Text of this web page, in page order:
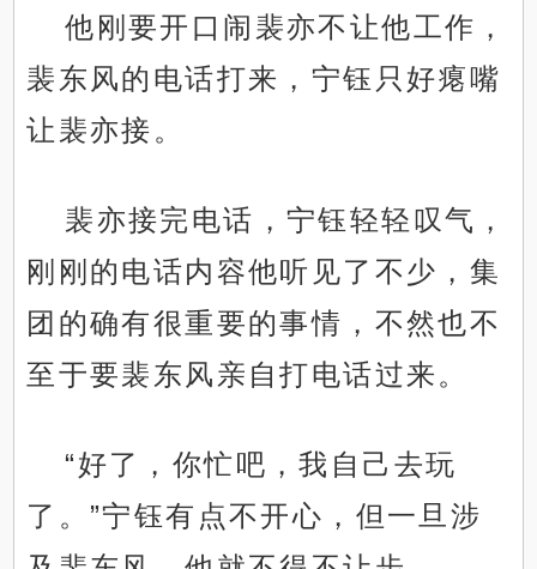
他刚要开口闹裴亦不让他工作，
裴东风的电话打来，宁钰只好瘪嘴
让裴亦接。
裴亦接完电话，宁钰轻轻叹气，
刚刚的电话内容他听见了不少，集
团的确有很重要的事情，不然也不
至于要裴东风亲自打电话过来。
“好了，你忙吧，我自己去玩
了。”宁钰有点不开心，但一旦涉